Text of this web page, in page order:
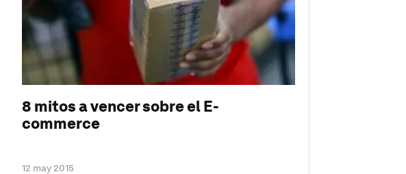
8 mitos a vencer sobre el E-
commerce
12 may 2015